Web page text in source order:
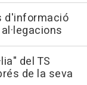
d'informació
del TS
de la seva